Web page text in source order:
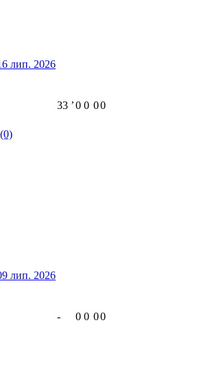
лип. 2026
(0)
33 ʼ0 0 00
лип. 2026
- 0 0 00